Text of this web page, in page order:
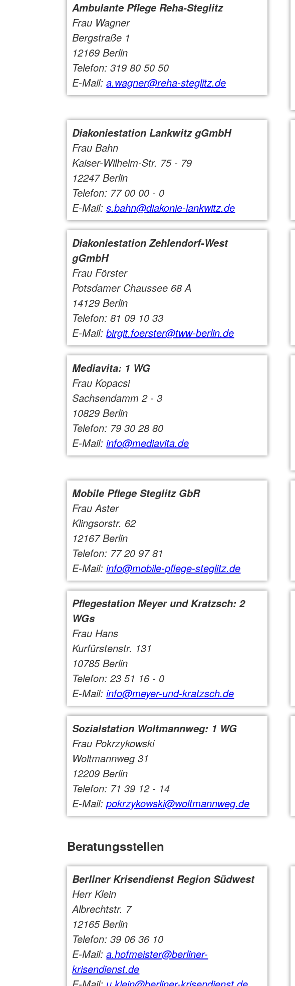
Ambulante Pflege Reha-Steglitz
Frau Wagner
Bergstraße 1
12169 Berlin
Telefon: 319 80 50 50
E-Mail:a.wagner@reha-steglitz.de
Diakoniestation Lankwitz gGmbH
Frau Bahn
Kaiser-Wilhelm-Str. 75 - 79
12247 Berlin
Telefon: 77 00 00 - 0
E-Mail:s.bahn@diakonie-lankwitz.de
Diakoniestation Zehlendorf-West
gGmbH
Frau Förster
Potsdamer Chaussee 68 A
14129 Berlin
Telefon: 81 09 10 33
E-Mail:birgit.foerster@tww-berlin.de
Mediavita: 1 WG
Frau Kopacsi
Sachsendamm 2 - 3
10829 Berlin
Telefon: 79 30 28 80
E-Mail:info@mediavita.de
Mobile Pflege Steglitz GbR
Frau Aster
Klingsorstr. 62
12167 Berlin
Telefon: 77 20 97 81
E-Mail:info@mobile-pflege-steglitz.de
Pflegestation Meyer und Kratzsch: 2
WGs
Frau Hans
Kurfürstenstr. 131
10785 Berlin
Telefon: 23 51 16 - 0
E-Mail:info@meyer-und-kratzsch.de
Sozialstation Woltmannweg: 1 WG
Frau Pokrzykowski
Woltmannweg 31
12209 Berlin
Telefon: 71 39 12 - 14
E-Mail:pokrzykowski@woltmannweg.de
Beratungsstellen
Berliner Krisendienst Region Südwest
Herr Klein
Albrechtstr. 7
12165 Berlin
Telefon: 39 06 36 10
E-Mail:a.hofmeister@berliner-
krisendienst.de